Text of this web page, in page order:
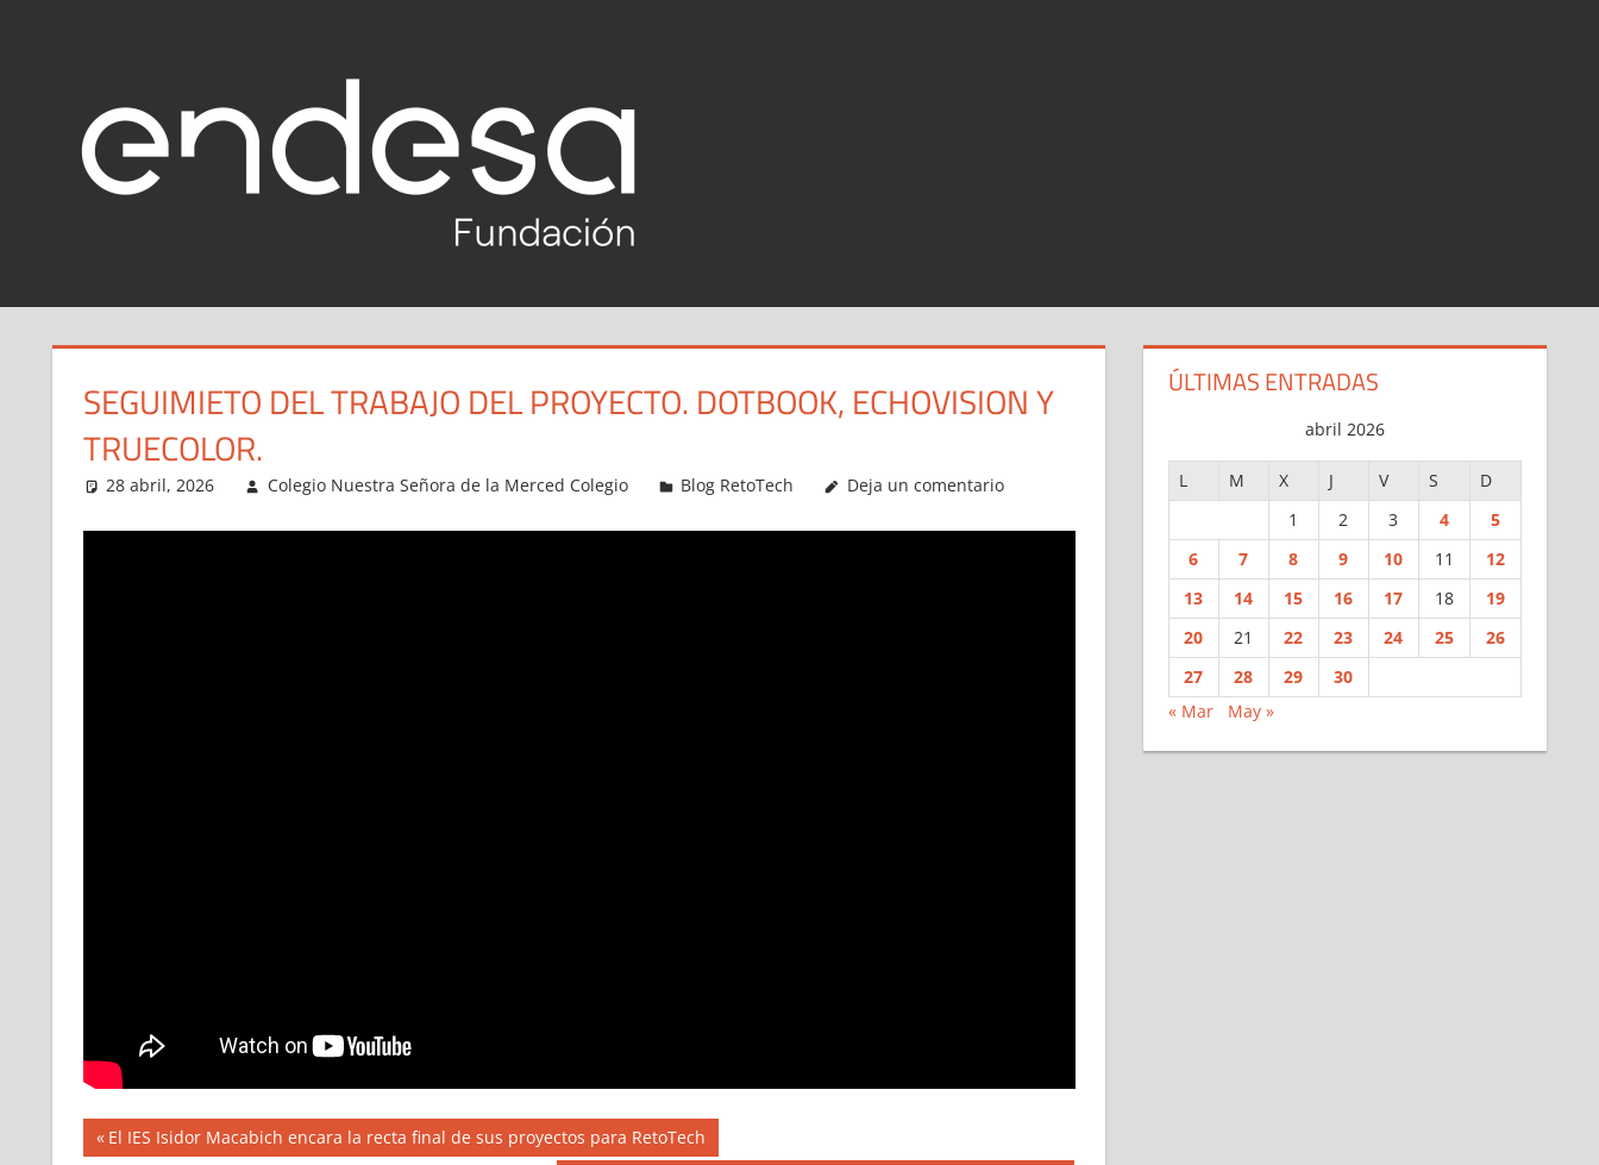
Fundación
Endesa
2020-
SEGUIMIETO DEL TRABAJO DEL PROYECTO. DOTBOOK, ECHOVISION Y
TRUECOLOR.
28 abril, 2026 Colegio Nuestra Señora de la Merced Colegio Blog RetoTech Deja un comentario
Navegación
Entrada
El IES Isidor Macabich encara la recta final de sus proyectos para RetoTech
ÚLTIMAS ENTRADAS
abril 2026
L M X J V S
D
1
2 3 4
5
6
7 8 9 10 11
12
13
14 15 16 17 18
19
20
21 22 23 24 25
26
27
28 29
30
« Mar
May »